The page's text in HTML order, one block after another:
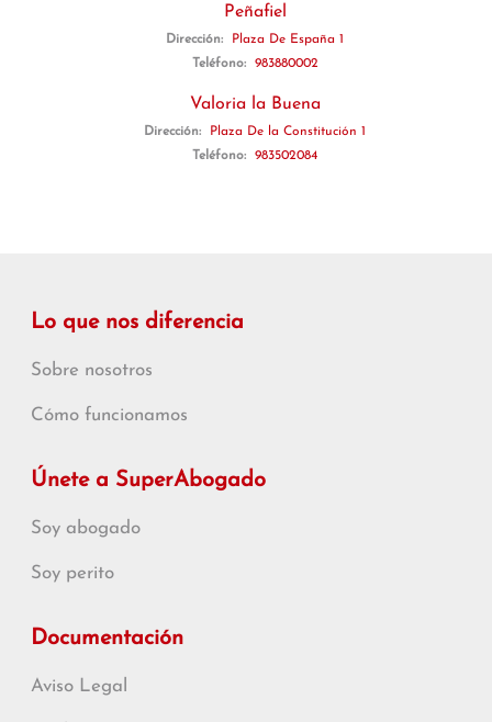
Peñafiel
Dirección:
Plaza De España 1
Teléfono:
983880002
Valoria la Buena
Dirección:
Plaza De la Constitución 1
Teléfono:
983502084
Lo que nos diferencia
Sobre nosotros
Cómo funcionamos
Únete a SuperAbogado
Soy abogado
Soy perito
Documentación
Aviso Legal